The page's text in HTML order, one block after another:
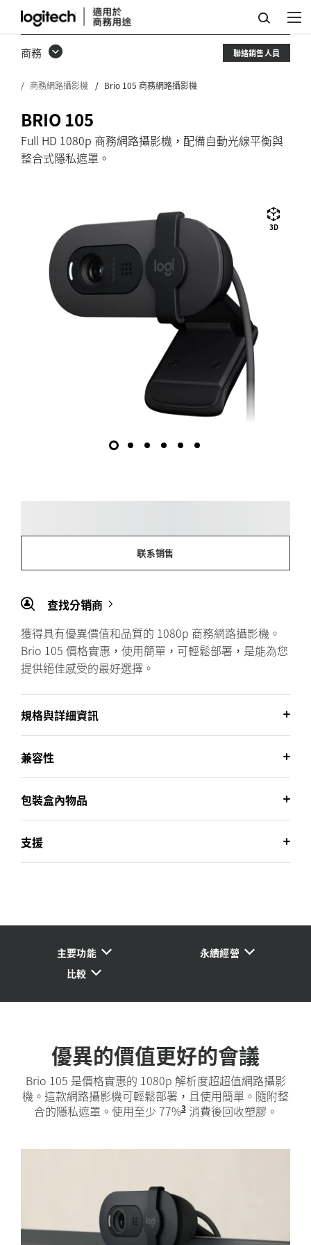
BRIO
105
商
務
網
路
攝
商務 聯絡銷售人員
商務網路攝影機 Brio 105 商務網路攝影機
BRIO 105
Full HD 1080p 商務網路攝影機，配備自動光線平衡與
整合式隱私遮罩。
3D
联系销售
查找分销商
獲得具有優異價值和品質的 1080p 商務網路攝影機。
Brio 105 價格實惠，使用簡單，可輕鬆部署，是能為您
提供絕佳感受的最好選擇。
規格與詳細資訊
兼容性
包裝盒內物品
支援
主要功能
永續經營
比較
優異的價值更好的會議
Brio 105 是價格實惠的 1080p 解析度超超值網路攝影
機。這款網路攝影機可輕鬆部署，且使用簡單。隨附整
合的隱私遮罩。使用至少 77%3Brio 105 中的塑膠零件
消費後回收塑膠。